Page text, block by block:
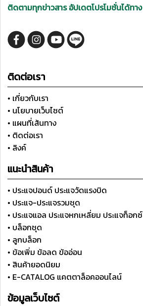
ติดตามทุกข่าวสาร อัปเดตโปรโมชั่นได้ทาง
ติดต่อเรา
• เกี่ยวกับเรา
• นโยบายเว็บไซต์
• แผนที่เส้นทาง
• ติดต่อเรา
• ลิงค์
แนะนำสินค้า
• ประแจปอนด์ ประแจวัดแรงบิด
• ประแจ-ประแจรวมชุด
• ประแจแอล ประแจหกเหลี่ยม ประแจท็อกซ์
• บล็อกชุด
• ลูกบล็อก
• ข้อเพิ่ม ข้อลด ข้ออ่อน
• สินค้ายอดนิยม
• E-CATALOG แคตตาล็อคออนไลน์
ข้อมูลเว็บไซต์